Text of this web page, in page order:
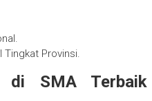
Tingkat Provinsi.
di SMA Terbaik